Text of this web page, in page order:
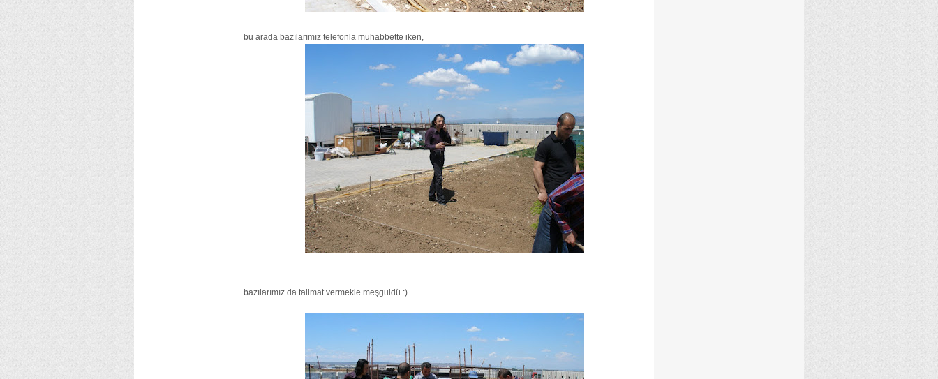
bu arada bazılarımız telefonla muhabbette iken,
bazılarımız da talimat vermekle meşguldü :)